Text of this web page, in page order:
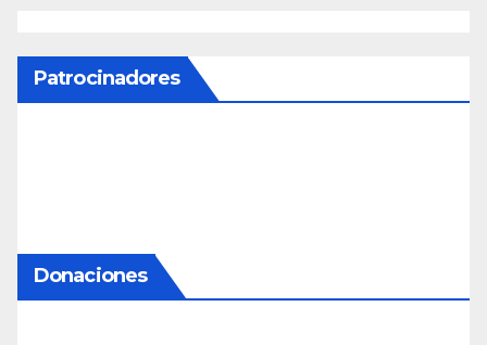
Patrocinadores
Donaciones